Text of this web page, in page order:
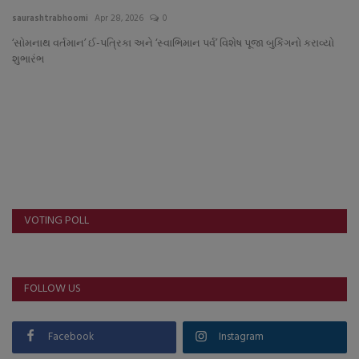
About Author
Contact
ગુજરાત
Support US
બજારના સમાચાર
saurashtrabhoomi Apr 28, 2026 0
‘સોમનાથ વર્તમાન’ ઈ-પત્રિકા અને ‘સ્વાભિમાન પર્વ’ વિશેષ પૂજા બુકિંગનો કરાવ્યો
શુભારંભ
VOTING POLL
FOLLOW US
Facebook Instagram